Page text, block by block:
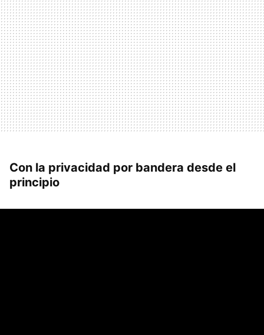
Con la privacidad por bandera desde el
principio